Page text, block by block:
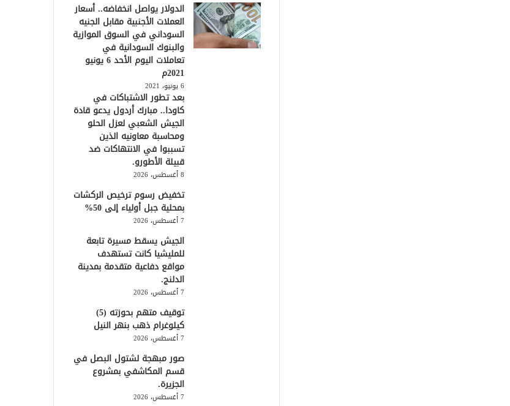
الدولار يواصل انخفاضه.. أسعار
العملات الأجنبية مقابل الجنيه
السوداني في السوق الموازية
والبنوك السودانية في
تعاملات اليوم الأحد 6 يونيو
2021م
6 يونيو، 2021
بعد تطور الاشتباكات في
كاودا.. مبارك أردول يدعو قادة
الجيش الشعبي لعزل الحلو
ومحاسبة معاونيه الذين
تسببوا في الانتهاكات ضد
قبيلة الأطورو.
8 أغسطس، 2026
تخفيض رسوم ترخيص الركشات
بمحلية جبل أولياء إلى 50%
7 أغسطس، 2026
الجيش يسقط مسيرة تابعة
للمليشيا كانت تستهدف
مواقع دفاعية متقدمة بمدينة
الدلنج.
7 أغسطس، 2026
توقيف متهم بحوزته (5)
كيلوغرام ذهب بنهر النيل
7 أغسطس، 2026
صور مبهجة لشتول البصل في
قسم المكاشفي بمشروع
الجزيرة.
7 أغسطس، 2026